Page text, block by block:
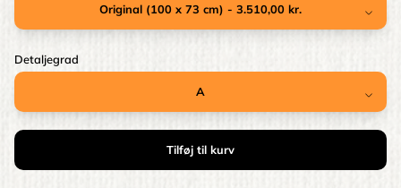
Detaljegrad